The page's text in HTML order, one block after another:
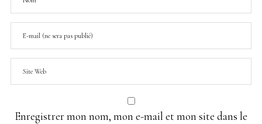
Enregistrer mon nom, mon e-mail et mon site dans le